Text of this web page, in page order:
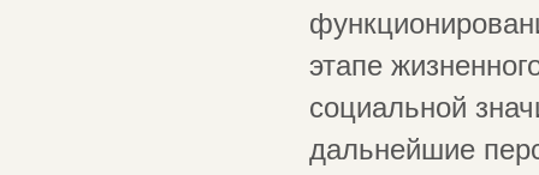
этапе
социальной
дальнейшие